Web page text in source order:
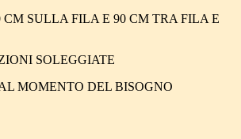
CM SULLA FILA E 90 CM TRA FILA E
SOLEGGIATE
MOMENTO DEL BISOGNO